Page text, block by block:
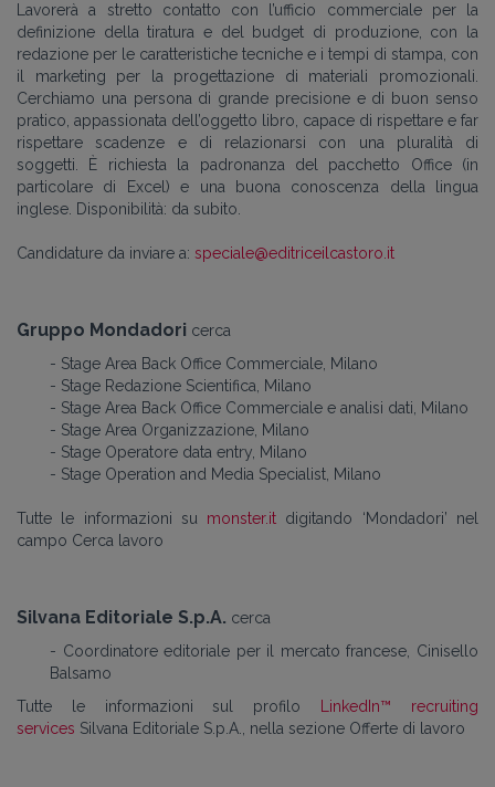
Lavorerà a stretto contatto con l’ufficio commerciale per la
definizione della tiratura e del budget di produzione, con la
redazione per le caratteristiche tecniche e i tempi di stampa, con
il marketing per la progettazione di materiali promozionali.
Cerchiamo una persona di grande precisione e di buon senso
pratico, appassionata dell’oggetto libro, capace di rispettare e far
rispettare scadenze e di relazionarsi con una pluralità di
soggetti. È richiesta la padronanza del pacchetto Office (in
particolare di Excel) e una buona conoscenza della lingua
inglese. Disponibilità: da subito.
Candidature da inviare a: speciale@editriceilcastoro.it
Gruppo Mondadori cerca
- Stage Area Back Office Commerciale, Milano
- Stage Redazione Scientifica, Milano
- Stage Area Back Office Commerciale e analisi dati, Milano
- Stage Area Organizzazione, Milano
- Stage Operatore data entry, Milano
- Stage Operation and Media Specialist, Milano
Tutte le informazioni su monster.it digitando ‘Mondadori’ nel
campo Cerca lavoro
Silvana Editoriale S.p.A. cerca
- Coordinatore editoriale per il mercato francese, Cinisello
Balsamo
Tutte le informazioni sul profilo
LinkedIn™ recruiting
services Silvana Editoriale S.p.A., nella sezione Offerte di lavoro